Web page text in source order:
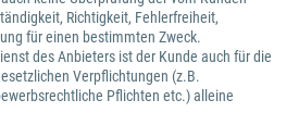
Richtigkeit, Fehlerfreiheit,
für einen bestimmten Zweck.
des Anbieters ist der Kunde auch für die
Verpflichtungen (z.B.
Pflichten etc.) alleine